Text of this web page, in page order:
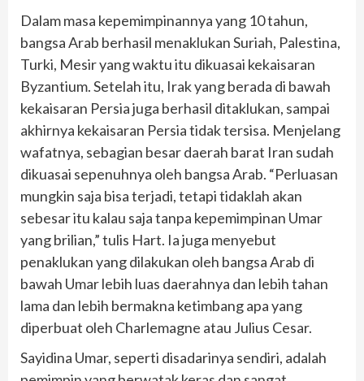
Dalam masa kepemimpinannya yang 10 tahun,
bangsa Arab berhasil menaklukan Suriah, Palestina,
Turki, Mesir yang waktu itu dikuasai kekaisaran
Byzantium. Setelah itu, Irak yang berada di bawah
kekaisaran Persia juga berhasil ditaklukan, sampai
akhirnya kekaisaran Persia tidak tersisa. Menjelang
wafatnya, sebagian besar daerah barat Iran sudah
dikuasai sepenuhnya oleh bangsa Arab. “Perluasan
mungkin saja bisa terjadi, tetapi tidaklah akan
sebesar itu kalau saja tanpa kepemimpinan Umar
yang brilian,” tulis Hart. Ia juga menyebut
penaklukan yang dilakukan oleh bangsa Arab di
bawah Umar lebih luas daerahnya dan lebih tahan
lama dan lebih bermakna ketimbang apa yang
diperbuat oleh Charlemagne atau Julius Cesar.
Sayidina Umar, seperti disadarinya sendiri, adalah